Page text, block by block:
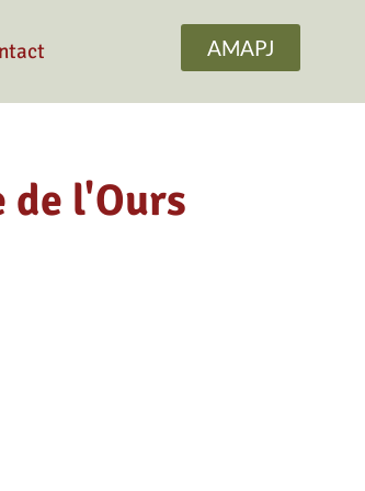
AMAPJ
de l'Ours